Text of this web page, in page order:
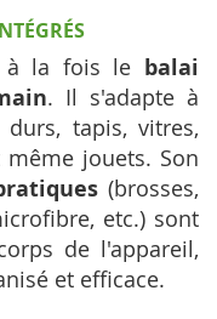
à la fois le balai
. Il s'adapte à
tapis, vitres,
jouets. Son
(brosses,
etc.) sont
de l'appareil,
et efficace.